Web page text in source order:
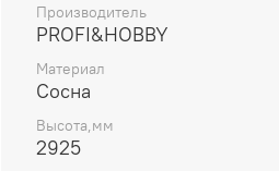
Производитель
PROFI&HOBBY
Материал
Сосна
Высота,мм
2925